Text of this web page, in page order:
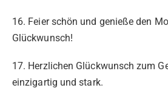
16. Feier schön und genieße den
Glückwunsch!
17. Herzlichen Glückwunsch zum
einzigartig und stark.